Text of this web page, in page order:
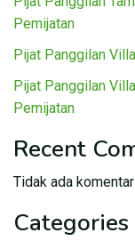
Pemijatan
Pijat Panggilan
Pijat Panggilan
Pemijatan
Recent
Tidak ada
Categories